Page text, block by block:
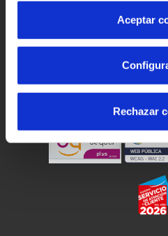
más información en nuestra
Aceptar
Rechazar
Cookies
Síguenos en: